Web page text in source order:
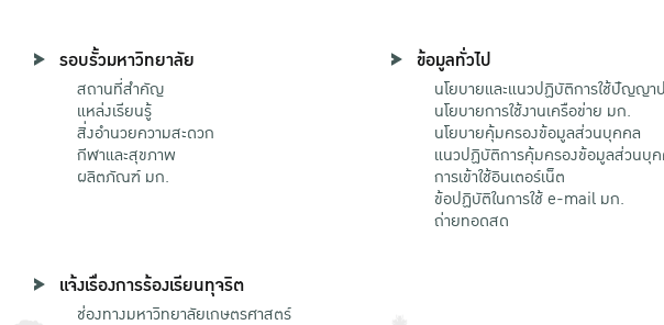
รอบรั้วมหาวิทยาลัย
สถานที่สำคัญ
แหล่งเรียนรู้
สิ่งอำนวยความสะดวก
กีฬาและสุขภาพ
ผลิตภัณฑ์ มก.
ข้อมูลทั่วไป
นโยบายและแนวปฏิบัติการใช้ปัญญา
นโยบายการใช้งานเครือข่าย มก.
นโยบายคุ้มครองข้อมูลส่วนบุคคล
แนวปฏิบัติการคุ้มครองข้อมูลส่วนบุ
การเข้าใช้อินเตอร์เน็ต
ข้อปฏิบัติในการใช้ e-mail มก.
ถ่ายทอดสด
แจ้งเรื่องการร้องเรียนทุจริต
ช่องทางมหาวิทยาลัยเกษตรศาสตร์